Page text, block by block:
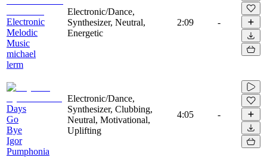
Electronic
Melodic
Music
michael
lerm
Electronic/Dance,
Synthesizer, Neutral,
Energetic
2:09 -
Days
Go
Bye
Igor
Pumphonia
Electronic/Dance,
Synthesizer, Clubbing,
Neutral, Motivational,
Uplifting
4:05 -